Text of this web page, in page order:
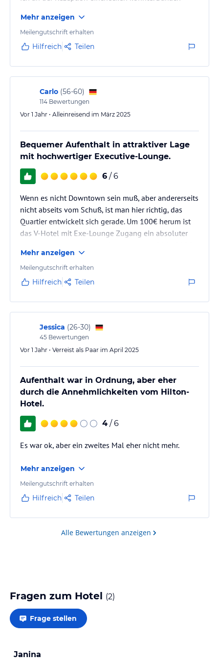
nicht funktioniert hat. Zum guter letzt bin ich in ein
Zimmer rein, in dem schon jemand anders war.
mich dann zum Dinner eingeladen. Die Zimmer sind
außergewöhnlich und die Aussicht ist schön, ich
hatte aber massive…
Mehr anzeigen
Meilengutschrift erhalten
Hilfreich Teilen
Carlo (56-60)
114 Bewertungen
Vor 1 Jahr • Alleinreisend im März 2025
Bequemer Aufenthalt in attraktiver Lage
mit hochwertiger Executive-Lounge.
6 / 6
Wenn es nicht Downtown sein muß, aber andererseits
nicht abseits vom Schuß, ist man hier richtig, das
Quartier entwickelt sich gerade. Um 100€ herum ist
das V-Hotel mit Exe-Lounge Zugang ein absoluter
für 2 Personen pro Nacht, klare Empfehlung.
Mehr anzeigen
Meilengutschrift erhalten
Hilfreich Teilen
Jessica (26-30)
45 Bewertungen
Vor 1 Jahr • Verreist als Paar im April 2025
Aufenthalt war in Ordnung, aber eher
durch die Annehmlichkeiten vom Hilton-
Hotel.
4 / 6
Es war ok, aber ein zweites Mal eher nicht mehr.
Mehr anzeigen
Meilengutschrift erhalten
Hilfreich Teilen
Alle Bewertungen anzeigen
Fragen zum Hotel (2)
Frage stellen
Janina